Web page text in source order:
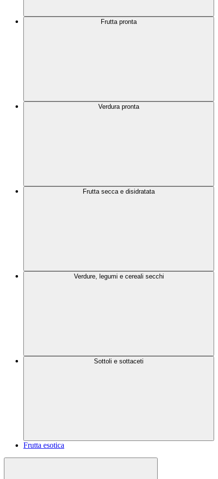
Frutta pronta
Verdura pronta
Frutta secca e disidratata
Verdure, legumi e cereali secchi
Sottoli e sottaceti
Frutta esotica